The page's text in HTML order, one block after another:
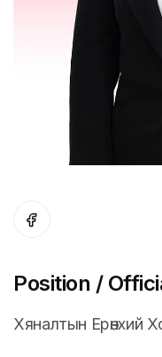
Position /
Хяналтын Ерөнхий